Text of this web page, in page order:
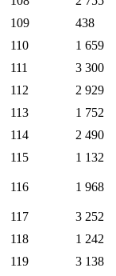
109
438
110
1 659
111
3 300
112
2 929
113
1 752
114
2 490
115
1 132
116 1 968
117 3 252
118
1 242
119
3 138